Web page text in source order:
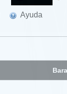
Ayuda